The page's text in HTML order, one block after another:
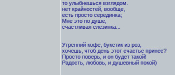
то улыбнешься взглядом.
нет крайностей, вообще,
есть просто серединка;
Мне это по душе,
счастливая слезинка...
Утренний кофе, букетик из роз,
хочешь, чтоб день этот счастье принес?
Просто поверь, и он будет такой!
Радость, любовь, и душевный покой)